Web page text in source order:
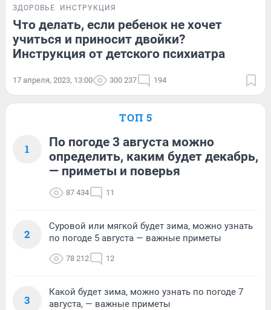
ЗДОРОВЬЕ ИНСТРУКЦИЯ
Что делать, если ребенок не хочет
учиться и приносит двойки?
Инструкция от детского психиатра
17 апреля, 2023, 13:00 300 237 194
ТОП 5
1
По погоде 3 августа можно
определить, каким будет декабрь,
— приметы и поверья
87 434 11
2
Суровой или мягкой будет зима, можно узнать
по погоде 5 августа — важные приметы
78 212 12
3
Какой будет зима, можно узнать по погоде 7
августа, — важные приметы